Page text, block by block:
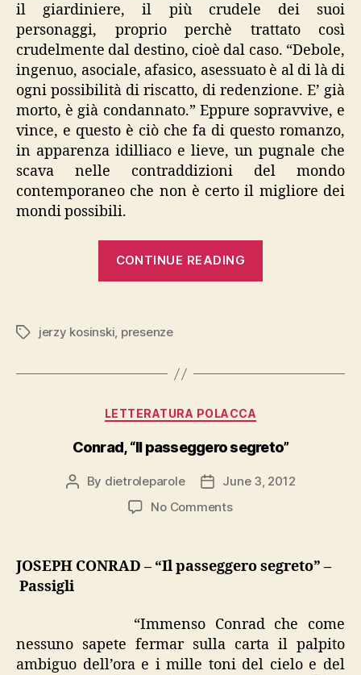
il giardiniere, il più crudele dei suoi
personaggi, proprio perchè trattato così
crudelmente dal destino, cioè dal caso. “Debole,
ingenuo, asociale, afasico, asessuato è al di là di
ogni possibilità di riscatto, di redenzione. E’ già
morto, è già condannato.” Eppure sopravvive, e
vince, e questo è ciò che fa di questo romanzo,
in apparenza idilliaco e lieve, un pugnale che
scava nelle contraddizioni del mondo
contemporaneo che non è certo il migliore dei
mondi possibili.
CONTINUE READING
Tagsjerzy kosinski, presenze
Categories
LETTERATURA POLACCA
Conrad, “Il passeggero segreto”
Post
By dietroleparole
PostJune 3, 2012
No Commentson
passeggero
segreto”
JOSEPH CONRAD – “Il passeggero segreto” –
Passigli
“Immenso Conrad che come
nessuno sapete fermar sulla carta il palpito
ambiguo dell’ora e i mille toni del cielo e del